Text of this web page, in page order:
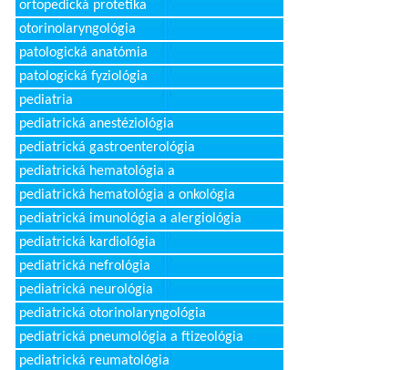
ortopedická protetika
otorinolaryngológia
patologická anatómia
patologická fyziológia
pediatria
pediatrická anestéziológia
pediatrická gastroenterológia
pediatrická hematológia a
pediatrická hematológia a onkológia
pediatrická imunológia a alergiológia
pediatrická kardiológia
pediatrická nefrológia
pediatrická neurológia
pediatrická otorinolaryngológia
pediatrická pneumológia a ftizeológia
pediatrická reumatológia